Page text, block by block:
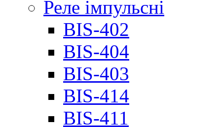
Реле імпульсні
BIS-402
BIS-404
BIS-403
BIS-414
BIS-411